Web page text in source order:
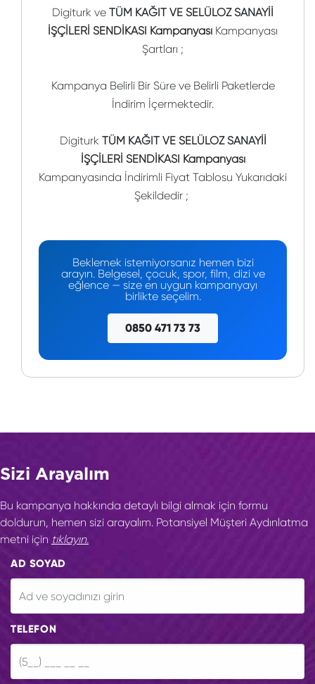
Digiturk ve TÜM KAĞIT VE SELÜLOZ SANAYİİ
İŞÇİLERİ SENDİKASI Kampanyası Kampanyası
Şartları ;
Kampanya Belirli Bir Süre ve Belirli Paketlerde
İndirim İçermektedir.
Digiturk TÜM KAĞIT VE SELÜLOZ SANAYİİ
İŞÇİLERİ SENDİKASI Kampanyası
Kampanyasında İndirimli Fiyat Tablosu Yukarıdaki
Şekildedir ;
Beklemek istemiyorsanız hemen bizi
arayın. Belgesel, çocuk, spor, film, dizi ve
eğlence — size en uygun kampanyayı
birlikte seçelim.
0850 471 73 73
Sizi Arayalım
Bu kampanya hakkında detaylı bilgi almak için formu
doldurun, hemen sizi arayalım. Potansiyel Müşteri Aydınlatma
metni için tıklayın.
AD SOYAD
TELEFON